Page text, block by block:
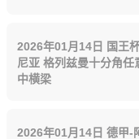
那英信 女子 梦桐
2026年01月14日 国王
尼亚 格列兹曼十分角任
中横梁
2026年01月14日 德甲-